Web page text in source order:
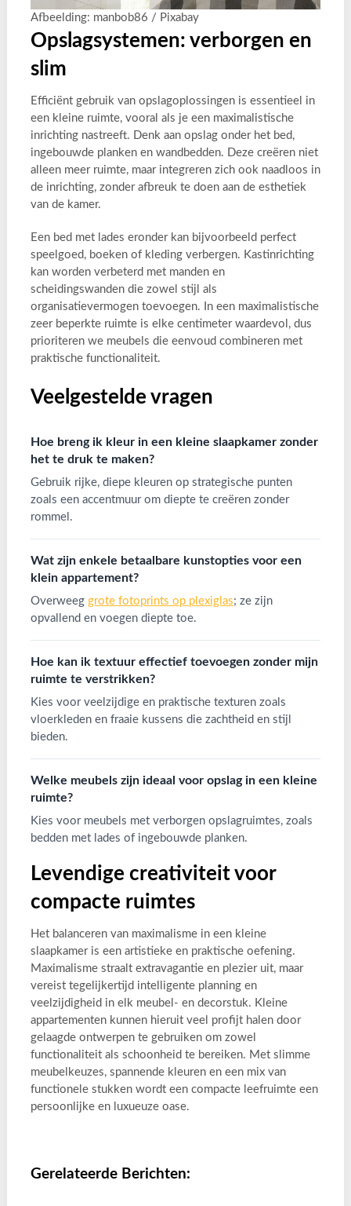
Afbeelding: manbob86 / Pixabay
Opslagsystemen: verborgen en
slim
Efficiënt gebruik van opslagoplossingen is essentieel in
een kleine ruimte, vooral als je een maximalistische
inrichting nastreeft. Denk aan opslag onder het bed,
ingebouwde planken en wandbedden. Deze creëren niet
alleen meer ruimte, maar integreren zich ook naadloos in
de inrichting, zonder afbreuk te doen aan de esthetiek
van de kamer.
Een bed met lades eronder kan bijvoorbeeld perfect
speelgoed, boeken of kleding verbergen. Kastinrichting
kan worden verbeterd met manden en
scheidingswanden die zowel stijl als
organisatievermogen toevoegen. In een maximalistische
zeer beperkte ruimte is elke centimeter waardevol, dus
prioriteren we meubels die eenvoud combineren met
praktische functionaliteit.
Veelgestelde vragen
Hoe breng ik kleur in een kleine slaapkamer zonder
het te druk te maken?
Gebruik rijke, diepe kleuren op strategische punten
zoals een accentmuur om diepte te creëren zonder
rommel.
Wat zijn enkele betaalbare kunstopties voor een
klein appartement?
Overweeg grote fotoprints op plexiglas; ze zijn
opvallend en voegen diepte toe.
Hoe kan ik textuur effectief toevoegen zonder mijn
ruimte te verstrikken?
Kies voor veelzijdige en praktische texturen zoals
vloerkleden en fraaie kussens die zachtheid en stijl
bieden.
Welke meubels zijn ideaal voor opslag in een kleine
ruimte?
Kies voor meubels met verborgen opslagruimtes, zoals
bedden met lades of ingebouwde planken.
Levendige creativiteit voor
compacte ruimtes
Het balanceren van maximalisme in een kleine
slaapkamer is een artistieke en praktische oefening.
Maximalisme straalt extravagantie en plezier uit, maar
vereist tegelijkertijd intelligente planning en
veelzijdigheid in elk meubel- en decorstuk. Kleine
appartementen kunnen hieruit veel profijt halen door
gelaagde ontwerpen te gebruiken om zowel
functionaliteit als schoonheid te bereiken. Met slimme
meubelkeuzes, spannende kleuren en een mix van
functionele stukken wordt een compacte leefruimte een
persoonlijke en luxueuze oase.
Gerelateerde Berichten: